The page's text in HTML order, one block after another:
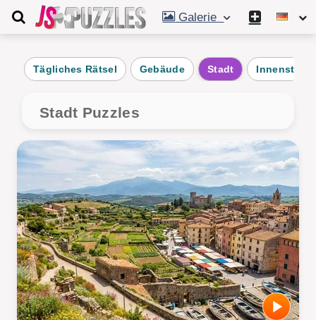
Galerie
Tägliches Rätsel Gebäude Stadt Innenstadt
Stadt Puzzles